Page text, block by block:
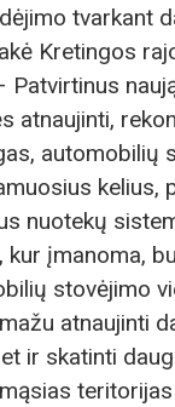
tvarkant
Kretingos
Patvirtinus
atnaujinti,
automobilių
kelius,
nuotekų
kur įmanoma,
stovėjimo
atnaujinti
ir skatinti